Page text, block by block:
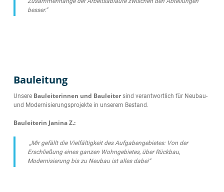
besser.”
Bauleitung
Unsere Bauleiterinnen und Bauleiter sind verantwortlich für Neubau-
und Modernisierungsprojekte in unserem Bestand.
Bauleiterin Janina Z.:
„Mir gefällt die Vielfältigkeit des Aufgabengebietes: Von der
Erschließung eines ganzen Wohngebietes, über Rückbau,
Modernisierung bis zu Neubau ist alles dabei“